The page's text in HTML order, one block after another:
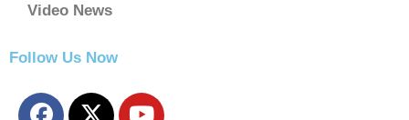
Video News
Follow Us Now